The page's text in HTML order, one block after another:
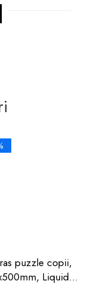
puzzle copii,
Liquid